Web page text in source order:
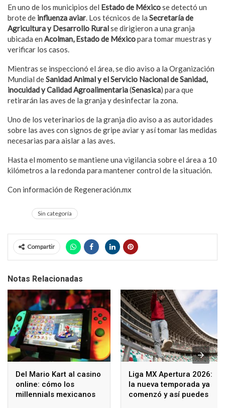
En uno de los municipios del Estado de Méxicose detectó un
brote de influenza aviar. Los técnicos de la Secretaría de
Agricultura y Desarrollo Ruralse dirigieron a una granja
ubicada en Acolman, Estado de Méxicopara tomar muestras y
verificar los casos.
Mientras se inspeccionó el área, se dio aviso a la Organización
Mundial deSanidad Animal y el Servicio Nacional de Sanidad,
inocuidad y Calidad Agroalimentaria(Senasica) para que
retirarán las aves de la granja y desinfectar la zona.
Uno de los veterinarios de la granja dio aviso a as autoridades
sobre las aves con signos de gripe aviar y así tomar las medidas
necesarias para aislar a las aves.
Hasta el momento se mantiene una vigilancia sobre el área a 10
kilómetros a la redonda para mantener control de la situación.
Con información de Regeneración.mx
Sin categoría
Compartir
Notas Relacionadas
Del Mario Kart al casino
online: cómo los
millennials mexicanos
Liga MX Apertura 2026:
la nueva temporada ya
comenzó y así puedes